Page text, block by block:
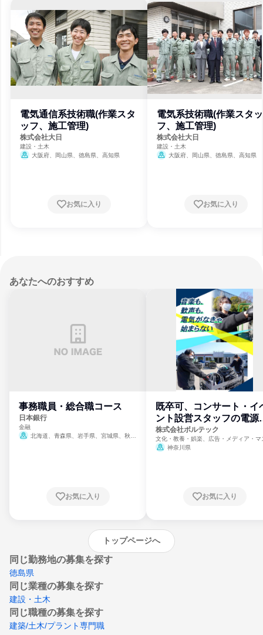
電気通信系技術職(作業スタ
ッフ、施工管理)
株式会社大日
建設・土木
大阪府、岡山県、徳島県、高知県
お気に入り
電気系技術職(作業スタッ
フ、施工管理)
株式会社大日
建設・土木
大阪府、岡山県、徳島県、高知県
お気に入り
あなたへのおすすめ
事務職員・総合職コース
日本銀行
金融
北海道、青森県、岩手県、宮城県、秋田
崎県、熊本県、大分県、宮崎県、鹿児島県、
お気に入り
既卒可、コンサート・イ
ント設営スタッフの電源
門
株式会社ボルテック
文化・教養・娯楽、広告・メディア・マ
ミ、電力・ガス・水道・エネルギー
神奈川県
お気に入り
トップページへ
同じ勤務地の募集を探す
徳島県
同じ業種の募集を探す
建設・土木
同じ職種の募集を探す
建築/土木/プラント専門職